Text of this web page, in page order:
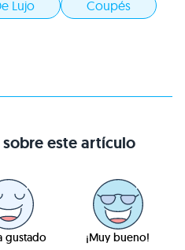
Lujo
Coupés
este artículo
gustado ¡Muy bueno!